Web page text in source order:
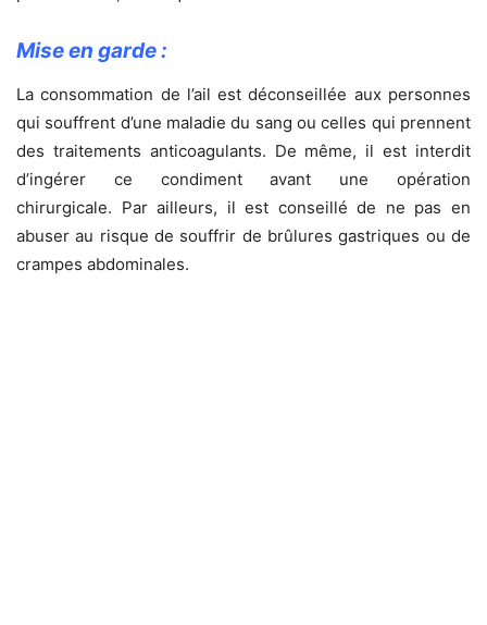
Mise en garde :
La consommation de l’ail est déconseillée aux personnes
qui souffrent d’une maladie du sang ou celles qui prennent
des traitements anticoagulants. De même, il est interdit
d’ingérer ce condiment avant une opération
chirurgicale. Par ailleurs, il est conseillé de ne pas en
abuser au risque de souffrir de brûlures gastriques ou de
crampes abdominales.